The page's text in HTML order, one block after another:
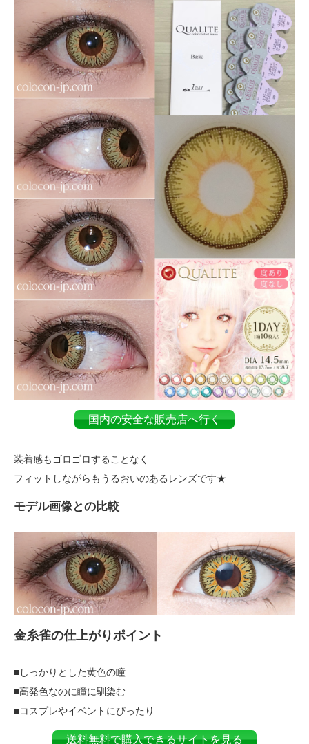
国内の安全な販売店へ行く
装着感もゴロゴロすることなく
フィットしながらもうるおいのあるレンズです★
モデル画像との比較
金糸雀の仕上がりポイント
■しっかりとした黄色の瞳
■高発色なのに瞳に馴染む
■コスプレやイベントにぴったり
送料無料で購入できるサイトを見る